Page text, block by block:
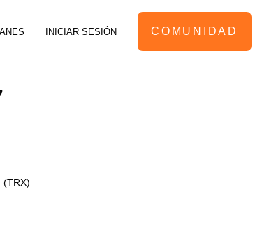
INICIAR SESIÓN COMUNIDAD
(TRX)